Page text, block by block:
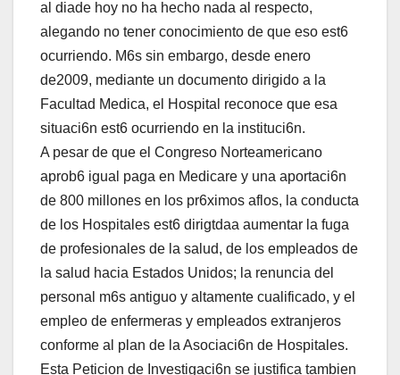
al diade hoy no ha hecho nada al respecto,
alegando no tener conocimiento de que eso est6
ocurriendo. M6s sin embargo, desde enero
de2009, mediante un documento dirigido a la
Facultad Medica, el Hospital reconoce que esa
situaci6n est6 ocurriendo en la instituci6n.
A pesar de que el Congreso Norteamericano
aprob6 igual paga en Medicare y una aportaci6n
de 800 millones en los pr6ximos aflos, la conducta
de los Hospitales est6 dirigtdaa aumentar la fuga
de profesionales de la salud, de los empleados de
la salud hacia Estados Unidos; la renuncia del
personal m6s antiguo y altamente cualificado, y el
empleo de enfermeras y empleados extranjeros
conforme al plan de la Asociaci6n de Hospitales.
Esta Peticion de Investigaci6n se justifica tambien